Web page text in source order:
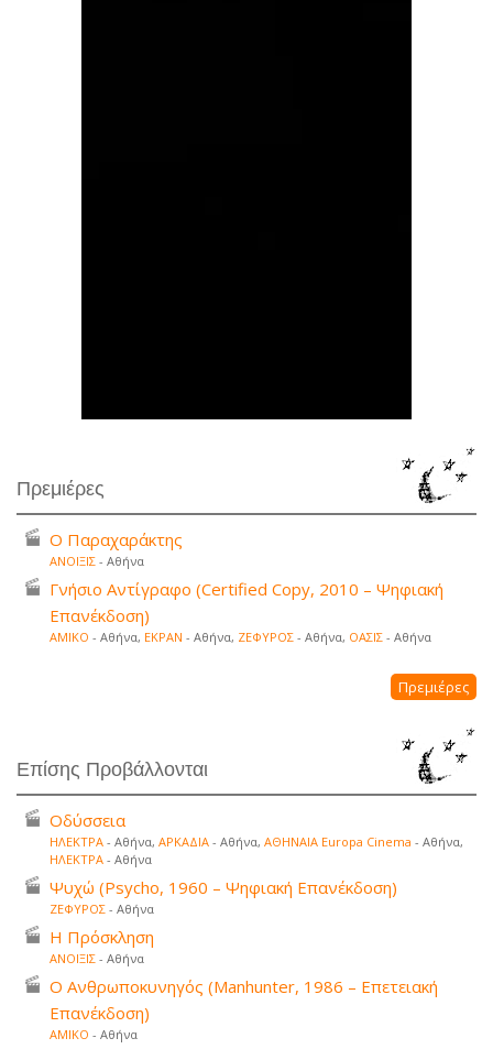
Πρεμιέρες
Ο Παραχαράκτης
ΑΝΟΙΞΙΣ - Αθήνα
Γνήσιο Αντίγραφο (Certified Copy, 2010 – Ψηφιακή
Επανέκδοση)
ΑΜΙΚΟ - Αθήνα, ΕΚΡΑΝ - Αθήνα, ΖΕΦΥΡΟΣ - Αθήνα, ΟΑΣΙΣ - Αθήνα
Πρεμιέρες
Επίσης Προβάλλονται
Οδύσσεια
ΗΛΕΚΤΡΑ - Αθήνα, ΑΡΚΑΔΙΑ - Αθήνα, ΑΘΗΝΑΙΑ Europa Cinema - Αθήνα,
ΗΛΕΚΤΡΑ - Αθήνα
Ψυχώ (Psycho, 1960 – Ψηφιακή Επανέκδοση)
ΖΕΦΥΡΟΣ - Αθήνα
Η Πρόσκληση
ΑΝΟΙΞΙΣ - Αθήνα
Ο Ανθρωποκυνηγός (Manhunter, 1986 – Επετειακή
Επανέκδοση)
ΑΜΙΚΟ - Αθήνα